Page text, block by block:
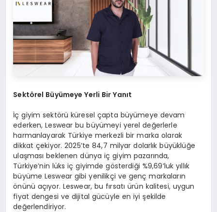
Sektörel Büyümeye Yerli Bir Yanıt
İç giyim sektörü küresel çapta büyümeye devam
ederken, Leswear bu büyümeyi yerel değerlerle
harmanlayarak Türkiye merkezli bir marka olarak
dikkat çekiyor. 2025’te 84,7 milyar dolarlık büyüklüğe
ulaşması beklenen dünya iç giyim pazarında,
Türkiye’nin lüks iç giyimde gösterdiği %9,69’luk yıllık
büyüme Leswear gibi yenilikçi ve genç markaların
önünü açıyor. Leswear, bu fırsatı ürün kalitesi, uygun
fiyat dengesi ve dijital gücüyle en iyi şekilde
değerlendiriyor.